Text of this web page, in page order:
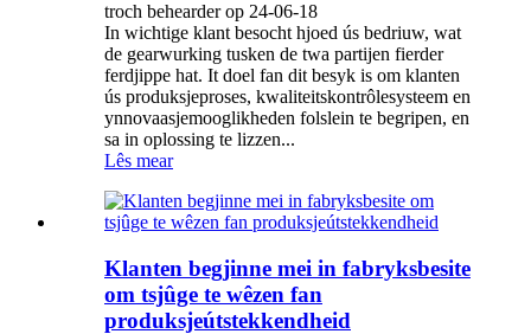
troch behearder op 24-06-18
In wichtige klant besocht hjoed ús bedriuw, wat
de gearwurking tusken de twa partijen fierder
ferdjippe hat. It doel fan dit besyk is om klanten
ús produksjeproses, kwaliteitskontrôlesysteem en
ynnovaasjemooglikheden folslein te begripen, en
sa in oplossing te lizzen...
Lês mear
Klanten begjinne mei in fabryksbesite
om tsjûge te wêzen fan
produksjeútstekkendheid